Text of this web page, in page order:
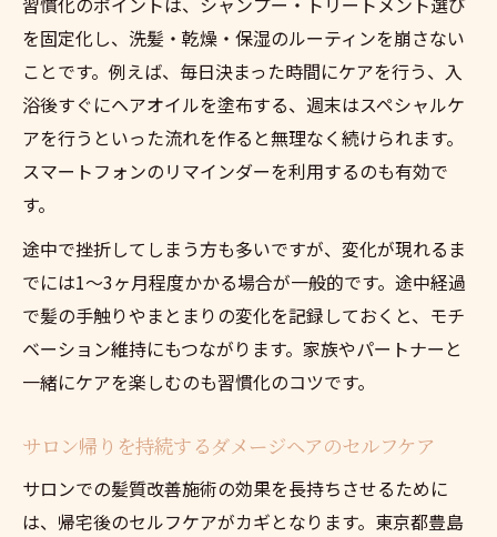
を固定化し、洗髪・乾燥・保湿のルーティンを崩さない
ことです。例えば、毎日決まった時間にケアを行う、入
浴後すぐにヘアオイルを塗布する、週末はスペシャルケ
アを行うといった流れを作ると無理なく続けられます。
スマートフォンのリマインダーを利用するのも有効で
す。
途中で挫折してしまう方も多いですが、変化が現れるま
でには1〜3ヶ月程度かかる場合が一般的です。途中経過
で髪の手触りやまとまりの変化を記録しておくと、モチ
ベーション維持にもつながります。家族やパートナーと
一緒にケアを楽しむのも習慣化のコツです。
サロン帰りを持続するダメージヘアのセルフケア
サロンでの髪質改善施術の効果を長持ちさせるために
は、帰宅後のセルフケアがカギとなります。東京都豊島